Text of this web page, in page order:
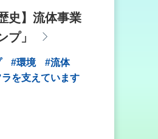
史】流体事業
プ」
#環境
#流体
を支えています